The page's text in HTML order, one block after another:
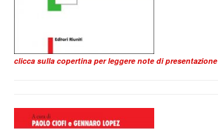
clicca sulla copertina per leggere note di presentazione